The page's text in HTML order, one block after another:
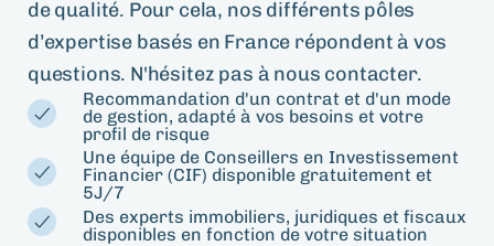
de qualité. Pour cela, nos différents pôles
d’expertise basés en France répondent à vos
questions. N'hésitez pas à nous contacter.
Recommandation d'un contrat et d'un mode
de gestion, adapté à vos besoins et votre
profil de risque
Une équipe de Conseillers en Investissement
Financier (CIF) disponible gratuitement et
5J/7
Des experts immobiliers, juridiques et fiscaux
disponibles en fonction de votre situation